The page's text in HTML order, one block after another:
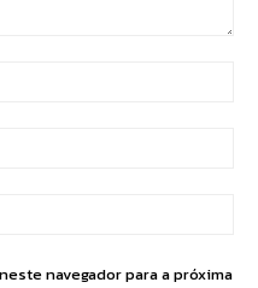
navegador para a próxima